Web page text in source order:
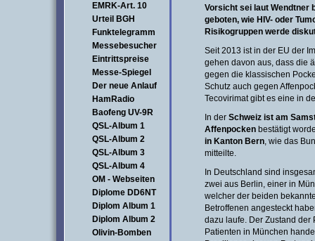
EMRK-Art. 10
Urteil BGH
Funktelegramm
Messebesucher
Eintrittspreise
Messe-Spiegel
Der neue Anlauf
HamRadio
Baofeng UV-9R
QSL-Album 1
QSL-Album 2
QSL-Album 3
QSL-Album 4
OM - Webseiten
Diplome DD6NT
Diplom Album 1
Diplom Album 2
Olivin-Bomben
Vorsicht sei laut Wendtner
geboten, wie HIV- oder
Risikogruppen werde
Seit 2013 ist in der EU der
gehen davon aus, dass die
gegen die klassischen
Schutz auch gegen
Tecovirimat gibt es eine in
In der Schweiz ist am
Affenpocken bestätigt
in Kanton Bern, wie das
mitteilte.
In Deutschland sind
zwei aus Berlin, einer in
welcher der beiden
Betroffenen angesteckt
dazu laufe. Der Zustand der
Patienten in München